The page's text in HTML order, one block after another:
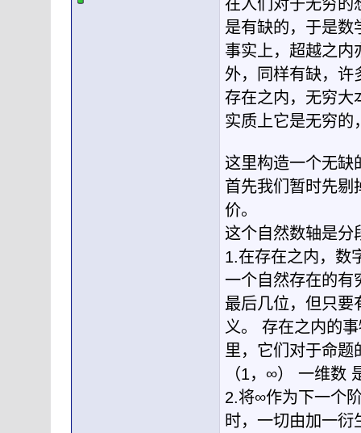
在人们对于无穷的
是有缺的，于是数
事实上，超越之内
外，同样有缺，许
存在之内，无穷大
实质上它是无穷的
这里构造一个无缺
首先我们暂时先剔
价。
这个自然数轴是分
1.在存在之内，数
一个自然存在的有
最后几位，但只要
义。 存在之内的
里，它们对于命题
（1，∞） 一维数
2.将∞作为下一个
时，一切由加一